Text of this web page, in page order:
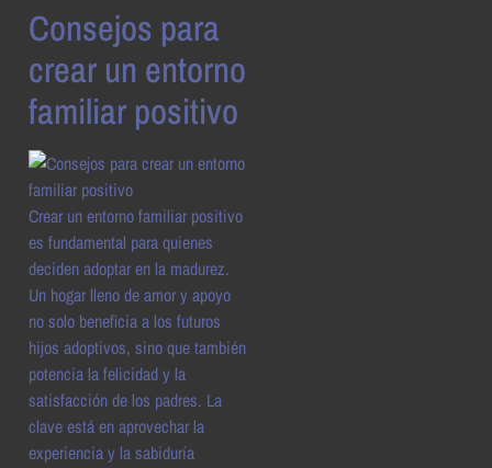
Consejos para
crear un entorno
familiar positivo
Crear un entorno familiar positivo
es fundamental para quienes
deciden adoptar en la madurez.
Un hogar lleno de amor y apoyo
no solo beneficia a los futuros
hijos adoptivos, sino que también
potencia la felicidad y la
satisfacción de los padres. La
clave está en aprovechar la
experiencia y la sabiduría